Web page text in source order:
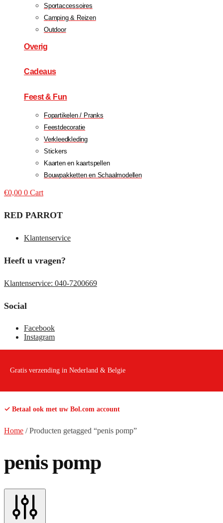
Sportaccessoires
Camping & Reizen
Outdoor
Overig
Cadeaus
Feest & Fun
Fopartikelen / Pranks
Feestdecoratie
Verkleedkleding
Stickers
Kaarten en kaartspellen
Bouwpakketten en Schaalmodellen
€0,00 0 Cart
RED PARROT
Klantenservice
Heeft u vragen?
Klantenservice: 040-7200669
Social
Facebook
Instagram
Gratis verzending in Nederland & Belgie
✓ Betaal ook met uw Bol.com account
Home /Producten getagged “penis pomp”
penis pomp